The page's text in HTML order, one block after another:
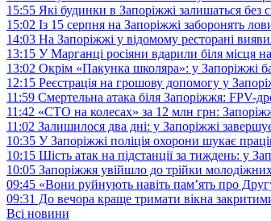
15:55 Які будинки в Запоріжжі залишаться без
15:02 Із 15 серпня на Запоріжжі заборонять
14:03 На Запоріжжі у відомому ресторані
13:15 У Марганці росіяни вдарили біля місця
13:02 Окрім «Пакунка школяра»: у Запоріжжі
12:15 Реєстрація на грошову допомогу у
11:59 Смертельна атака біля Запоріжжя: FPV-
11:42 «СТО на колесах» за 12 млн грн:
11:02 Залишилося два дні: у Запоріжжі
10:35 У Запоріжжі поліція охорони шукає
10:15 Шість атак на підстанції за тиждень: у
10:05 Запоріжжя увійшло до трійки
09:45 «Вони руйнують навіть пам’ять про
09:31 До вечора краще тримати вікна
Всі новини